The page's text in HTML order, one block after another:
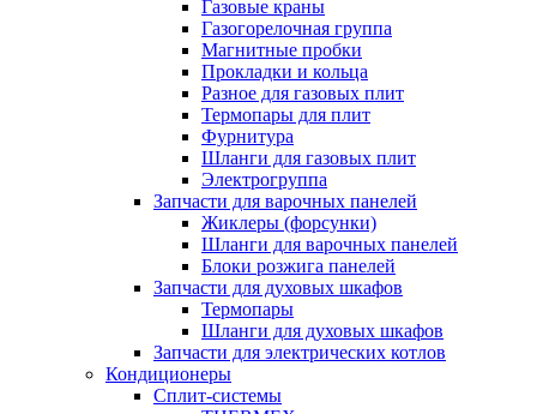
Газовые краны
Газогорелочная группа
Магнитные пробки
Прокладки и кольца
Разное для газовых плит
Термопары для плит
Фурнитура
Шланги для газовых плит
Электрогруппа
Запчасти для варочных панелей
Жиклеры (форсунки)
Шланги для варочных панелей
Блоки розжига панелей
Запчасти для духовых шкафов
Термопары
Шланги для духовых шкафов
Запчасти для электрических котлов
Кондиционеры
Сплит-системы